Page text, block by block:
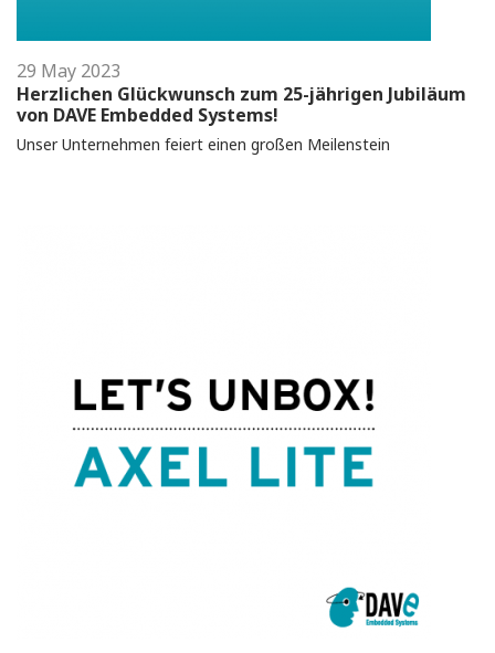
29 May 2023
Herzlichen Glückwunsch zum 25-jährigen Jubiläum
von DAVE Embedded Systems!
Unser Unternehmen feiert einen großen Meilenstein